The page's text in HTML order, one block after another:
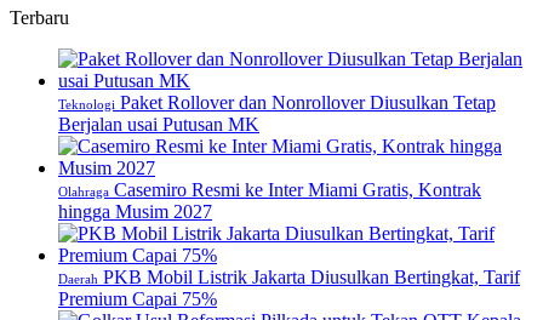
Terbaru
Teknologi Paket Rollover dan Nonrollover Diusulkan Tetap
Berjalan usai Putusan MK
Olahraga Casemiro Resmi ke Inter Miami Gratis, Kontrak
hingga Musim 2027
Daerah PKB Mobil Listrik Jakarta Diusulkan Bertingkat, Tarif
Premium Capai 75%